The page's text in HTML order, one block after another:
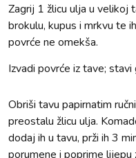
Zagrij 1 žlicu ulja u velikoj
brokulu, kupus i mrkvu te
povrće ne omekša.
Izvadi povrće iz tave; stavi
Obriši tavu papirnatim
preostalu žlicu ulja.
dodaj ih u tavu, prži ih 3
porumene i poprime lijepu